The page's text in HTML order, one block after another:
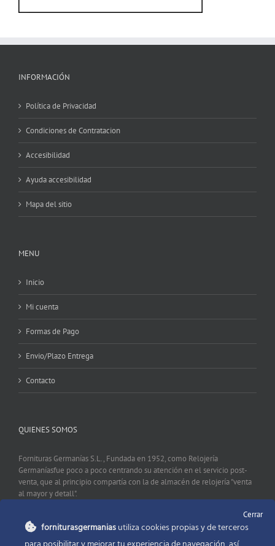
INFORMACIÓN
Política de Privacidad
Condiciones de Contratacion
Accesibilidad
Ayuda accesibilidad
Mapa del sitio
MENU
Inicio
Mi cuenta
Formas de Pago
Envio/Plazo Entrega
Contacto
QUIENES SOMOS
Fornituras Germanías S.L., Fundada en 1952, como Relojería
Germaníasfue poco a poco centrando su atención en el servicio post-
venta, que al principio compartía con la de almacén de relojería "venta
al mayor y detall".
CONTACTO
Cerrar
forniturasgermaniasutiliza cookies propias y de terceros